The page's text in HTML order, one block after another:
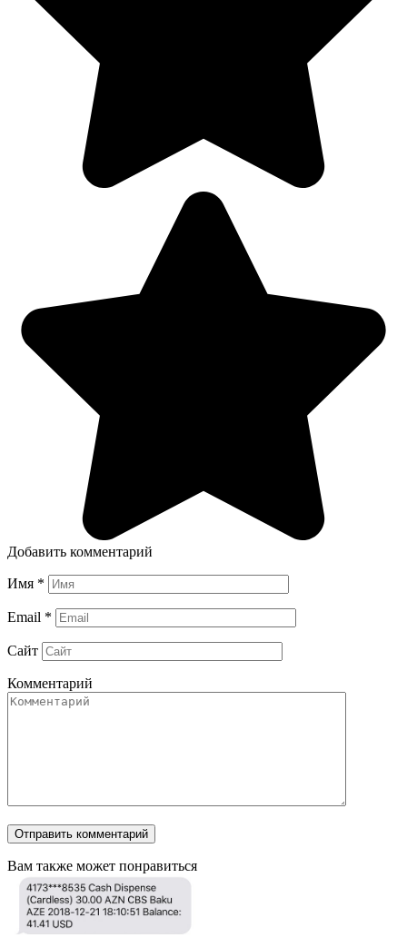
Добавить комментарий
Имя *
Email *
Сайт
Комментарий
Вам также может понравиться